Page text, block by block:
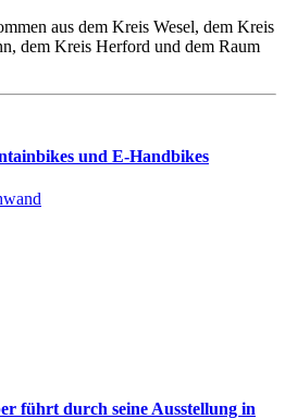
aus dem Kreis Wesel, dem Kreis
dem Kreis Herford und dem Raum
und E-Handbikes
führt durch seine Ausstellung in